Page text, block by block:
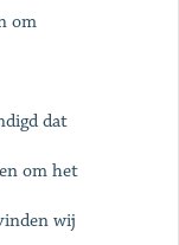
om
dat
om het
wij